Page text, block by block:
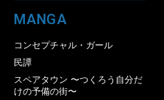
MANGA
コンセプチャル・ガール
民譚
スペアタウン 〜つくろう自分だ
けの予備の街〜